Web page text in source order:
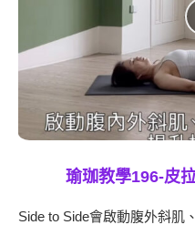
瑜珈教學196-皮
Side to Side會啟動腹外斜肌